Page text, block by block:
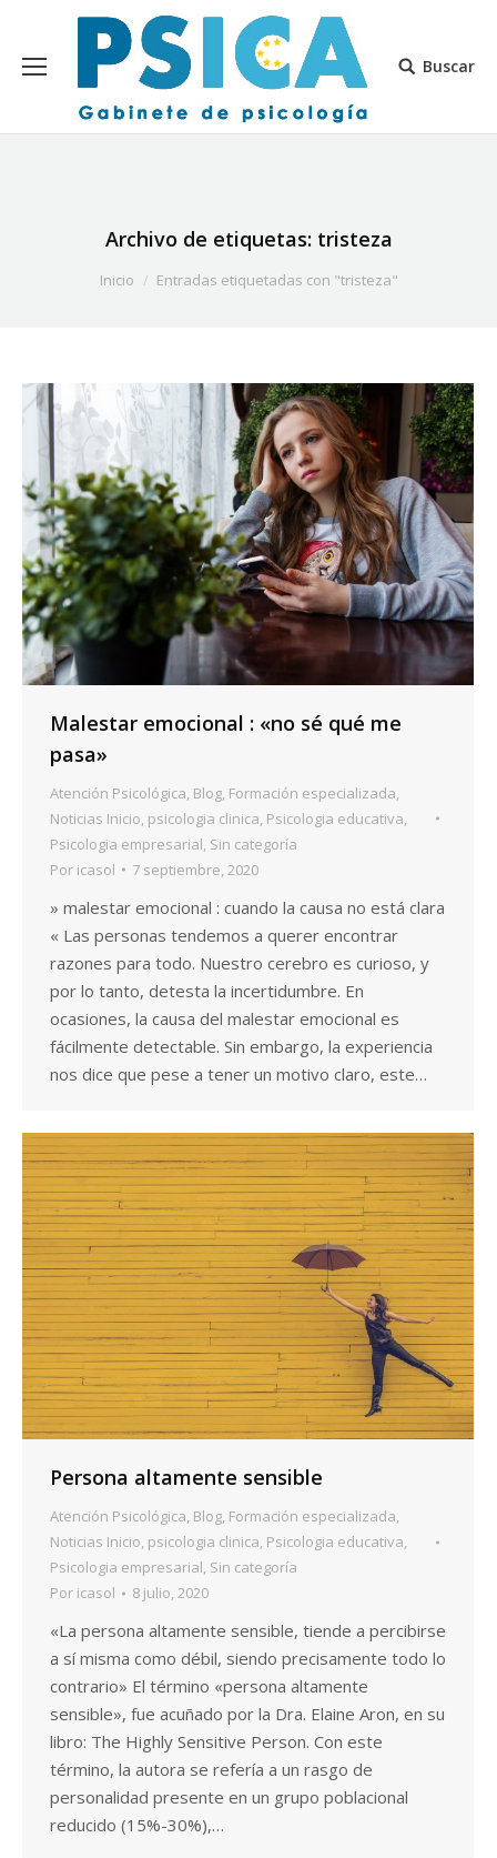
Buscar
Archivo de etiquetas: tristeza
Estás aquí:Inicio Entradas etiquetadas con "tristeza"
Malestar emocional : «no sé qué me
pasa»
Atención Psicológica Blog Formación especializada
Noticias Inicio psicologia clinica Psicologia educativa
Psicologia empresarial Sin categoría
Por icasol 7 septiembre, 2020
» malestar emocional : cuando la causa no está clara
« Las personas tendemos a querer encontrar
razones para todo. Nuestro cerebro es curioso, y
por lo tanto, detesta la incertidumbre. En
ocasiones, la causa del malestar emocional es
fácilmente detectable. Sin embargo, la experiencia
nos dice que pese a tener un motivo claro, este…
Persona altamente sensible
Atención Psicológica, Blog, Formación especializada,
Noticias Inicio, psicologia clinica, Psicologia educativa,
Psicologia empresarial, Sin categoría
Por icasol 8 julio, 2020
«La persona altamente sensible, tiende a percibirse
a sí misma como débil, siendo precisamente todo lo
contrario» El término «persona altamente
sensible», fue acuñado por la Dra. Elaine Aron, en su
libro: The Highly Sensitive Person. Con este
término, la autora se refería a un rasgo de
personalidad presente en un grupo poblacional
reducido (15%-30%),…